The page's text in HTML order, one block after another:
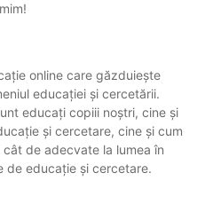
online care găzduiește
educației și cercetării.
educați copiii noștri, cine și
și cercetare, cine și cum
de adecvate la lumea în
de educație și cercetare.